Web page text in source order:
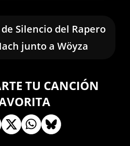
Silencio del Rapero
junto a Wöyza
TU CANCIÓN